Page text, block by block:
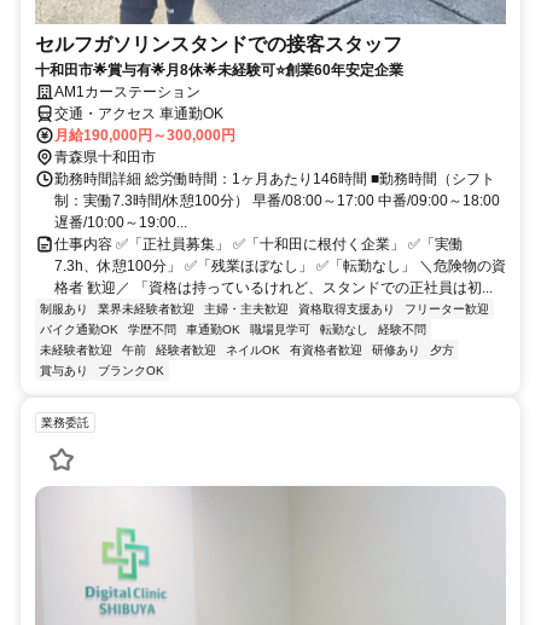
セルフガソリンスタンドでの接客スタッフ
十和田市🌟賞与有🌟月8休🌟未経験可⭐創業60年安定企業
AM1カーステーション
交通・アクセス 車通勤OK
月給190,000円～300,000円
青森県十和田市
勤務時間詳細 総労働時間：1ヶ月あたり146時間 ■勤務時間（シフト
制：実働7.3時間/休憩100分） 早番/08:00～17:00 中番/09:00～18:00
遅番/10:00～19:00...
仕事内容 ✅「正社員募集」 ✅「十和田に根付く企業」 ✅「実働
7.3h、休憩100分」 ✅「残業ほぼなし」 ✅「転勤なし」 ＼危険物の資
格者 歓迎／ 「資格は持っているけれど、スタンドでの正社員は初...
制服あり 業界未経験者歓迎 主婦・主夫歓迎 資格取得支援あり
フリーター歓迎
バイク通勤OK
学歴不問 車通勤OK 職場見学可 転勤なし
経験不問
未経験者歓迎
午前 経験者歓迎 ネイルOK 有資格者歓迎 研修あり
夕方
賞与あり
ブランクOK
業務委託